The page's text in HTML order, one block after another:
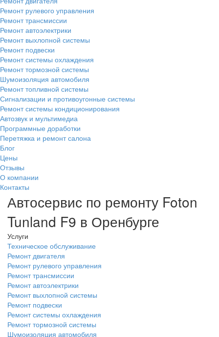
Ремонт рулевого управления
Ремонт трансмиссии
Ремонт автоэлектрики
Ремонт выхлопной системы
Ремонт подвески
Ремонт системы охлаждения
Ремонт тормозной системы
Шумоизоляция автомобиля
Ремонт топливной системы
Сигнализации и противоугонные системы
Ремонт системы кондиционирования
Автозвук и мультимедиа
Программные доработки
Перетяжка и ремонт салона
Блог
Цены
Отзывы
О компании
Контакты
Автосервис по ремонту Foton
Tunland F9 в Оренбурге
Услуги
Техническое обслуживание
Ремонт двигателя
Ремонт рулевого управления
Ремонт трансмиссии
Ремонт автоэлектрики
Ремонт выхлопной системы
Ремонт подвески
Ремонт системы охлаждения
Ремонт тормозной системы
Шумоизоляция автомобиля